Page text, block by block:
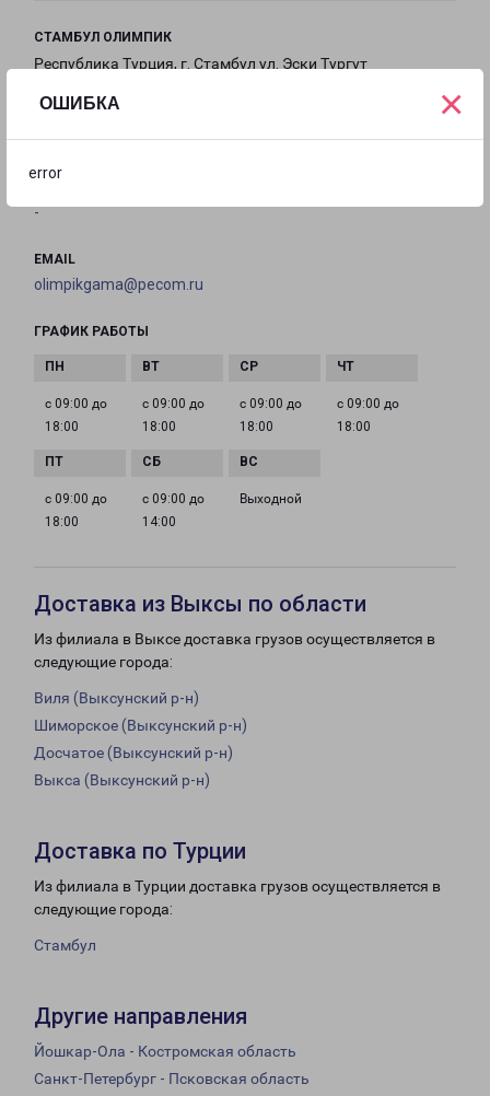
ОШИБКА
error
×
СТАМБУЛ ОЛИМПИК
Республика Турция, г. Стамбул ул. Эски Тургут
на карте
-
EMAIL
olimpikgama@pecom.ru
ГРАФИК РАБОТЫ
с 09:00 до
18:00
с 09:00 до
18:00
с 09:00 до
18:00
с 09:00 до
18:00
с 09:00 до
18:00
с 09:00 до
14:00
Выходной
Доставка из Выксы по области
Из филиала в Выксе доставка грузов осуществляется в
следующие города:
Виля (Выксунский р-н)
Шиморское (Выксунский р-н)
Досчатое (Выксунский р-н)
Выкса (Выксунский р-н)
Доставка по Турции
Из филиала в Турции доставка грузов осуществляется в
следующие города:
Стамбул
Другие направления
Йошкар-Ола - Костромская область
Санкт-Петербург - Псковская область